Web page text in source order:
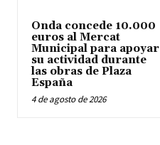
Onda concede 10.000
euros al Mercat
Municipal para apoyar
su actividad durante
las obras de Plaza
España
4 de agosto de 2026